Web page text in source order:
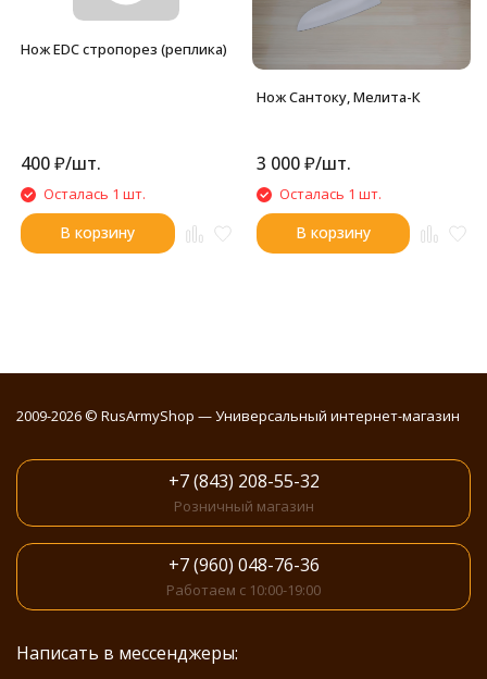
Нож EDC стропорез (реплика)
400₽/шт.
Осталась 1 шт.
В корзину
Нож Сантоку, Мелита-К
3 000 ₽/шт.
Осталась 1 шт.
В корзину
2009-2026 © RusArmyShop — Универсальный интернет-магазин
+7 (843) 208-55-32
Розничный магазин
+7 (960) 048-76-36
Работаем с 10:00-19:00
Написать в мессенджеры: